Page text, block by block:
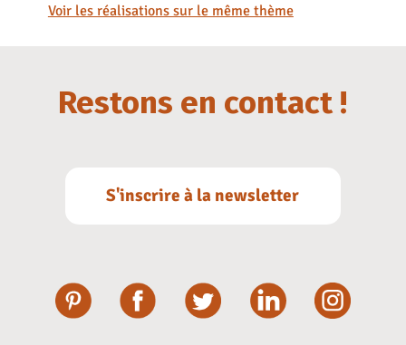
Voir les réalisations sur le même thème
Restons en contact !
S'inscrire à la newsletter